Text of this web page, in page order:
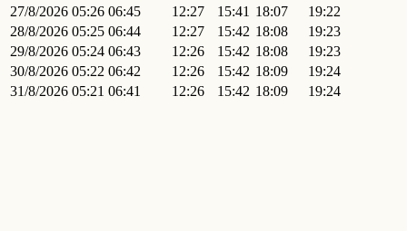
27/8/2026 05:26 06:45 12:27 15:41 18:07
19:22
28/8/2026 05:25 06:44 12:27 15:42 18:08
19:23
29/8/2026 05:24 06:43 12:26 15:42 18:08
19:23
30/8/2026 05:22 06:42 12:26 15:42 18:09
19:24
31/8/2026 05:21 06:41 12:26 15:42 18:09 19:24